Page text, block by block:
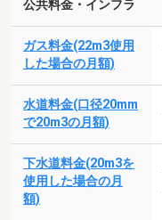
公共料金・インフラ
ガス料金(22m3使用
した場合の月額)
水道料金(口径20mm
で20m3の月額)
下水道料金(20m3を
使用した場合の月
額)